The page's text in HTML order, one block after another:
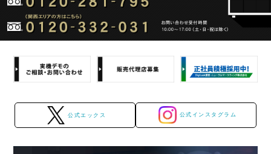
公式エックス 公式インスタグラム